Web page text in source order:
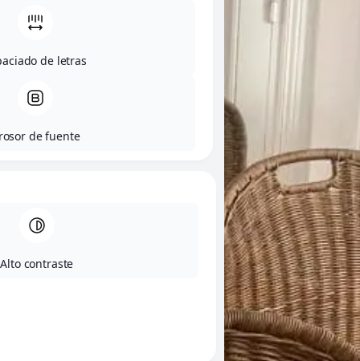
de letras
de fuente
Alto contraste